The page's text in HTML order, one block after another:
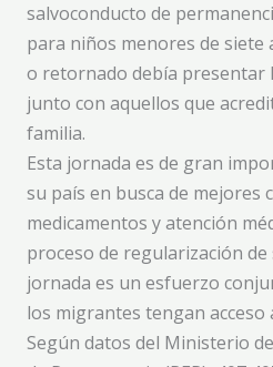
salvoconducto de
para niños menores de siete
o retornado debía presentar
junto con aquellos que
familia.
Esta jornada es de gran
su país en busca de mejores
medicamentos y atención
proceso de regularización
jornada es un esfuerzo
los migrantes tengan acceso
Según datos del Ministerio